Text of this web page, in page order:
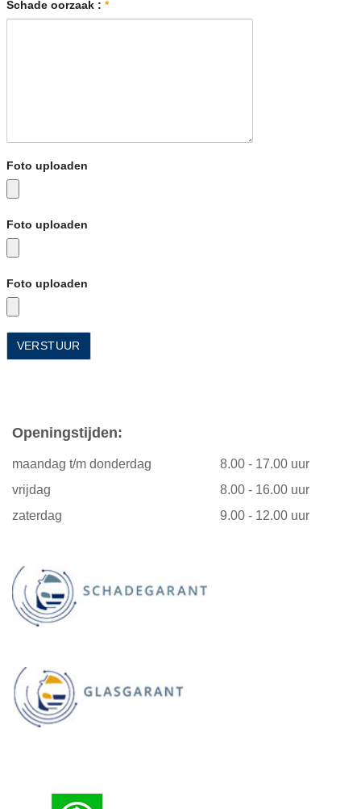
Schade oorzaak : *
Foto uploaden
Foto uploaden
Foto uploaden
Openingstijden:
maandag t/m donderdag
8.00 - 17.00 uur
vrijdag
8.00 - 16.00 uur
zaterdag
9.00 - 12.00 uur